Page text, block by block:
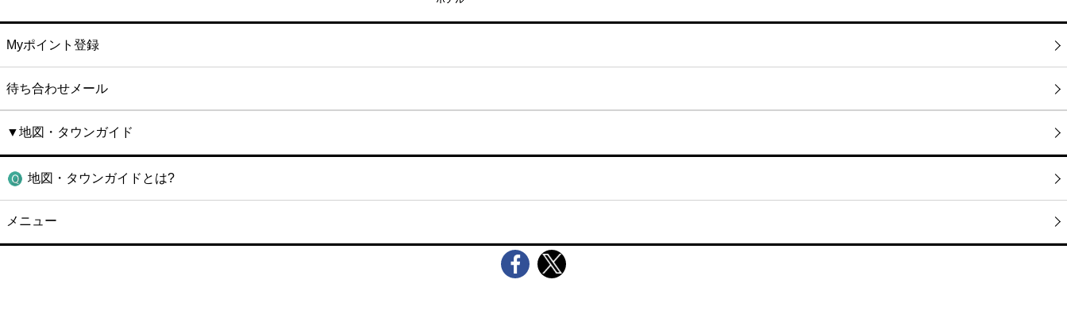
Myポイント登録
待ち合わせメール
▼地図・タウンガイド
地図・タウンガイドとは?
メニュー